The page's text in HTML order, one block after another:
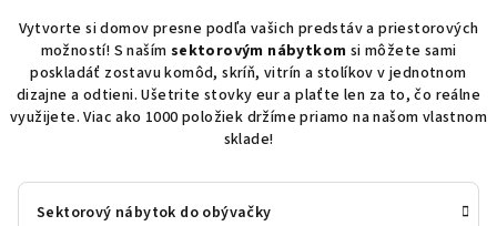
Vytvorte si domov presne podľa vašich predstáv a priestorových
možností! S naším sektorovým nábytkom si môžete sami
poskladáť zostavu komôd, skríň, vitrín a stolíkov v jednotnom
dizajne a odtieni. Ušetrite stovky eur a plaťte len za to, čo reálne
využijete. Viac ako 1000 položiek držíme priamo na našom vlastnom
sklade!
Sektorový nábytok do obývačky